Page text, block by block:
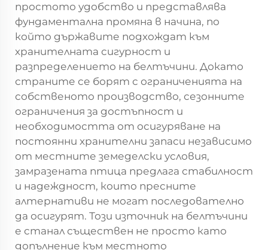
простото удобство и представлява
фундаментална промяна в начина, по
който държавите подхождат към
хранителната сигурност и
разпределението на белтъчини. Докато
страните се борят с ограниченията на
собственото производство, сезонните
ограничения за достъпност и
необходимостта от осигуряване на
постоянни хранителни запаси независимо
от местните земеделски условия,
замразената птица предлага стабилност
и надеждност, които пресните
алтернативи не могат последователно
да осигурят. Този източник на белтъчини
е станал съществен не просто като
допълнение към местното